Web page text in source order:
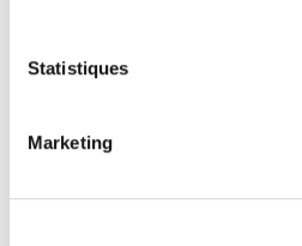
Statistiques
Marketing